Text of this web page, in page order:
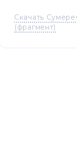
Скачать
(фрагмент)